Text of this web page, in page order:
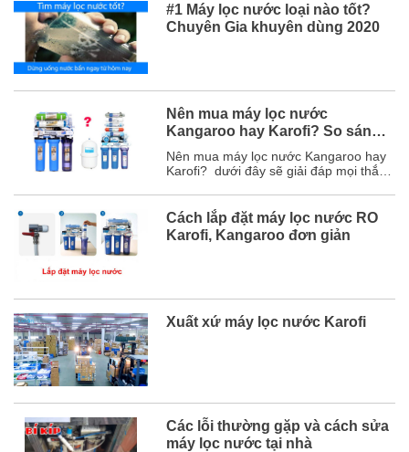
#1 Máy lọc nước loại nào tốt?
Chuyên Gia khuyên dùng 2020
Nên mua máy lọc nước
Kangaroo hay Karofi? So sánh
chi tiết
Nên mua máy lọc nước Kangaroo hay
Karofi? dưới đây sẽ giải đáp mọi thắc
này, bạn sẽ chọn được hãng máy lọc
nước phù hợp với mình. Mục lục 1. So
sánh chi tiết máy lọc nước Karofi và
Kangaroo ...
Cách lắp đặt máy lọc nước RO
Karofi, Kangaroo đơn giản
Xuất xứ máy lọc nước Karofi
Các lỗi thường gặp và cách sửa
máy lọc nước tại nhà